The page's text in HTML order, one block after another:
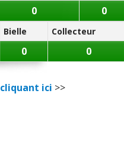
0 0
Bielle Collecteur
0 0
cliquant ici >>